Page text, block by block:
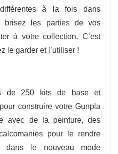
à la fois dans
brisez les parties de vos
à votre collection. C’est
le garder et l’utiliser !
de 250 kits de base et
construire votre Gunpla
avec de la peinture, des
pour le rendre
dans le nouveau mode